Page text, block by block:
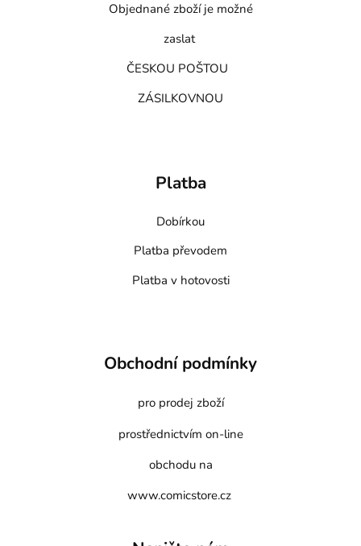
Objednané zboží je možné
zaslat
ČESKOU POŠTOU
ZÁSILKOVNOU
Platba
Dobírkou
Platba převodem
Platba v hotovosti
Obchodní podmínky
pro prodej zboží
prostřednictvím on-line
obchodu na
www.comicstore.cz